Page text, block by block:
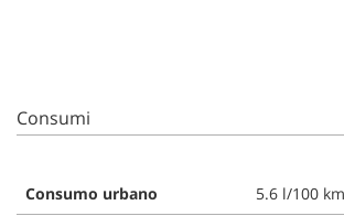
Consumi
Consumo urbano
5.6 l/100 km
Cookie necessari
Cookie delle preferenze